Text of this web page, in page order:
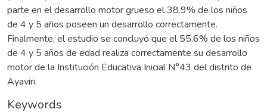
parte en el desarrollo motor grueso el 38.9% de los niños
de 4 y 5 años poseen un desarrollo correctamente.
Finalmente, el estudio se concluyó que el 55.6% de los niños
de 4 y 5 años de edad realiza correctamente su desarrollo
motor de la Institución Educativa Inicial N°43 del distrito de
Ayaviri.
Keywords